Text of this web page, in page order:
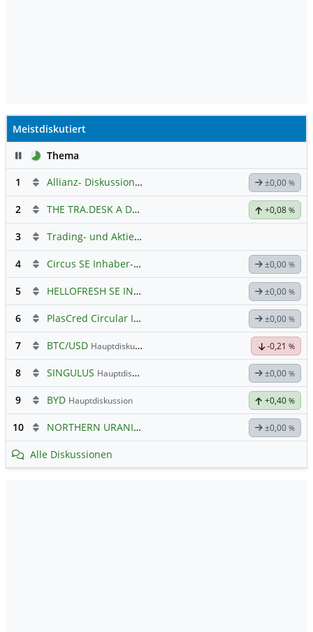
Meistdiskutiert
PauseThema
1
Allianz- Diskussion mit derminator ±0,00 %
2 THE TRA.DESK A DL-,000001 +0,08 %
3 Trading- und Aktien-Chat
4 Circus SE Inhaber-Akt ±0,00 %
5 HELLOFRESH SE INH O.N. ±0,00 %
6 PlasCred Circular Innovations ±0,00 %
7 BTC/USD Hauptdiskussion -0,21 %
8 SINGULUS Hauptdiskussion ±0,00 %
9 BYD Hauptdiskussion +0,40 %
10 NORTHERN URANIUM ±0,00 %
Alle Diskussionen